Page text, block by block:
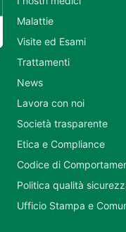
Malattie
Visite ed Esami
Trattamenti
News
Lavora con noi
Società trasparente
Etica e Compliance
Codice di
Politica qualità
Ufficio Stampa e